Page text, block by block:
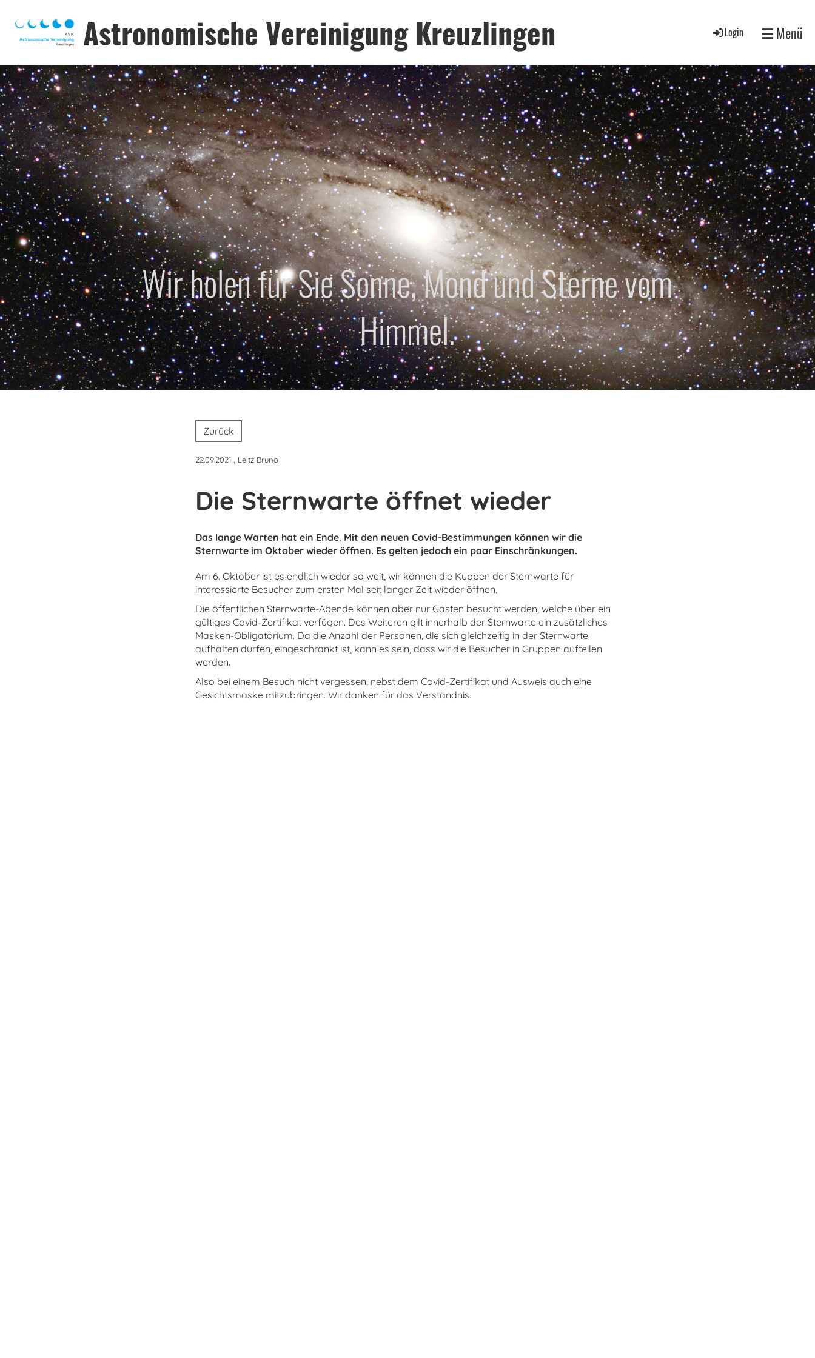
Astronomische Vereinigung Kreuzlingen Login Menü
Wir holen für Sie Sonne, Mond und Sterne vom
Himmel.
Zurück
22.09.2021, Leitz Bruno
Die Sternwarte öffnet wieder
Das lange Warten hat ein Ende. Mit den neuen Covid-Bestimmungen können wir die
Sternwarte im Oktober wieder öffnen. Es gelten jedoch ein paar Einschränkungen.
Am 6. Oktober ist es endlich wieder so weit, wir können die Kuppen der Sternwarte für
interessierte Besucher zum ersten Mal seit langer Zeit wieder öffnen.
Die öffentlichen Sternwarte-Abende können aber nur Gästen besucht werden, welche über ein
gültiges Covid-Zertifikat verfügen. Des Weiteren gilt innerhalb der Sternwarte ein zusätzliches
Masken-Obligatorium. Da die Anzahl der Personen, die sich gleichzeitig in der Sternwarte
aufhalten dürfen, eingeschränkt ist, kann es sein, dass wir die Besucher in Gruppen aufteilen
werden.
Also bei einem Besuch nicht vergessen, nebst dem Covid-Zertifikat und Ausweis auch eine
Gesichtsmaske mitzubringen. Wir danken für das Verständnis.